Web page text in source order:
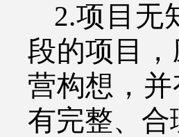
2.项目无
段的项目
营构想，
有完整、